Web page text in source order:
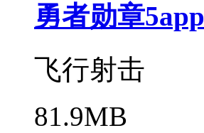
勇者勋章5app
飞行射击
81.9MB